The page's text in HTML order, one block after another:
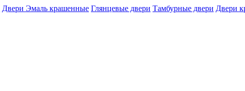
Двери Эмаль крашенные Глянцевые двери Тамбурные двери Двери